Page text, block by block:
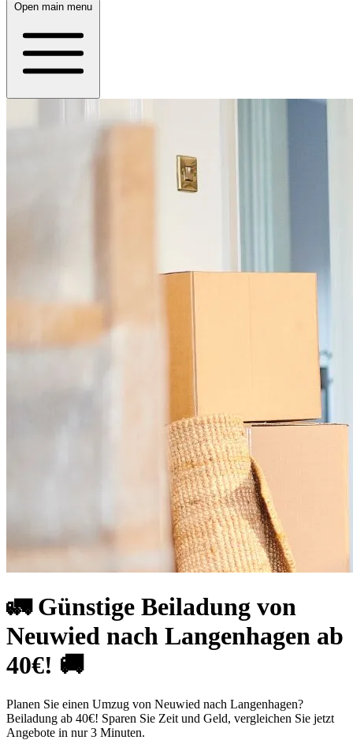
Open main menu
🚛 Günstige Beiladung von
Neuwied nach Langenhagen ab
40€! 🚚
Planen Sie einen Umzug von Neuwied nach Langenhagen?
Beiladung ab 40€! Sparen Sie Zeit und Geld, vergleichen Sie jetzt
Angebote in nur 3 Minuten.